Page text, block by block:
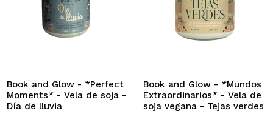
Book and Glow - *Perfect
Moments* - Vela de soja -
Día de lluvia
Book and Glow - *Mundos
Extraordinarios* - Vela de
soja vegana - Tejas verdes